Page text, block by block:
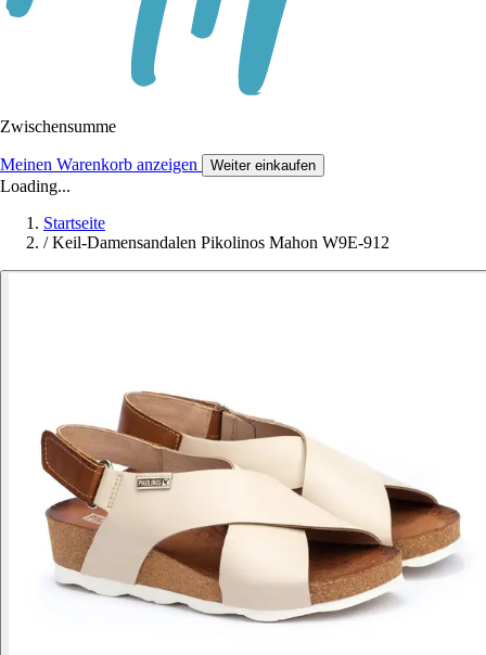
Zwischensumme
Meinen Warenkorb anzeigen Weiter einkaufen
Loading...
Startseite
/ Keil-Damensandalen Pikolinos Mahon W9E-912